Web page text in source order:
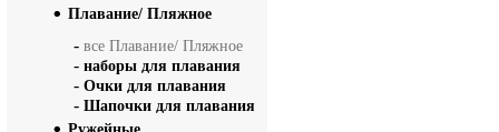
Плавание/ Пляжное
- все Плавание/ Пляжное
- наборы для плавания
- Очки для плавания
- Шапочки для плавания